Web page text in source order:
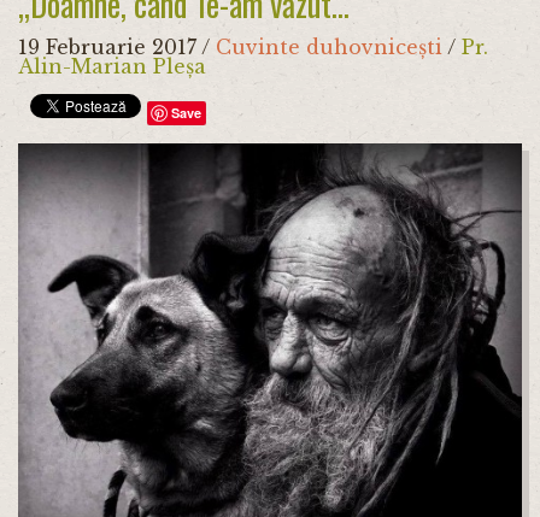
19 Februarie 2017 / Cuvinte duhovnicești / Pr.
Alin-Marian Pleșa
Save